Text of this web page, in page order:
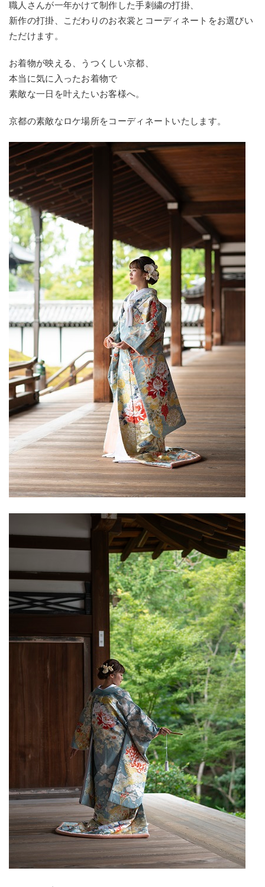
職人さんが一年かけて制作した手刺繍の打掛、
新作の打掛、こだわりのお衣裳とコーディネートをお選びい
ただけます。
お着物が映える、うつくしい京都、
本当に気に入ったお着物で
素敵な一日を叶えたいお客様へ。
京都の素敵なロケ場所をコーディネートいたします。